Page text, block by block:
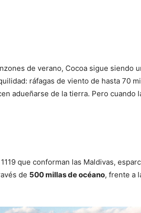
de verano, Cocoa sigue siendo
ráfagas de viento de hasta 70
adueñarse de la tierra. Pero cuando
que conforman las Maldivas,
de 500 millas de océano, frente a